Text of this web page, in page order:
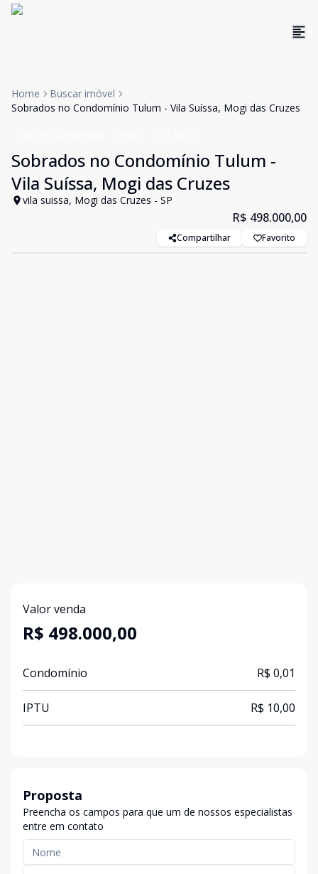
Home
Buscar imóvel
Sobrados no Condomínio Tulum - Vila Suíssa, Mogi das Cruzes
Sobrados no Condomínio Tulum -
Vila Suíssa, Mogi das Cruzes
vila suissa, Mogi das Cruzes - SP
R$ 498.000,00
Compartilhar Favorito
Valor venda
R$ 498.000,00
Condomínio R$ 0,01
IPTU R$ 10,00
Proposta
Preencha os campos para que um de nossos especialistas
entre em contato